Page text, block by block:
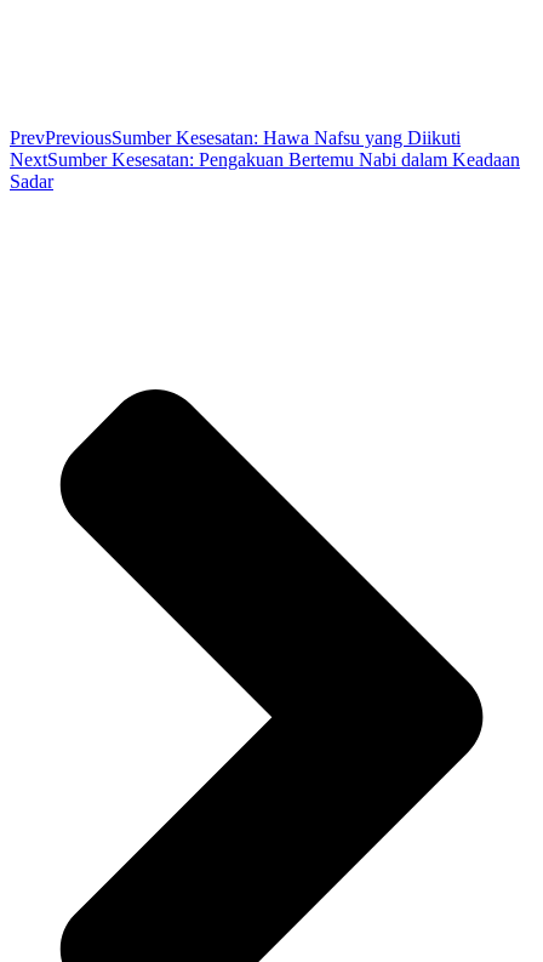
PrevPreviousSumber Kesesatan: Hawa Nafsu yang Diikuti
NextSumber Kesesatan: Pengakuan Bertemu Nabi dalam Keadaan
Sadar